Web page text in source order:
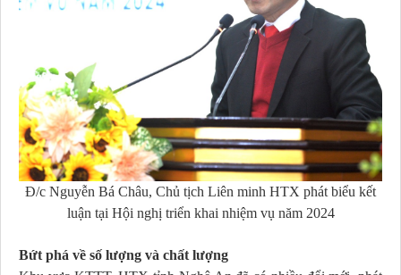
Đ/c Nguyễn Bá Châu, Chủ tịch Liên minh HTX phát biểu kết
luận tại Hội nghị triển khai nhiệm vụ năm 2024
Bứt phá về số lượng và chất lượng